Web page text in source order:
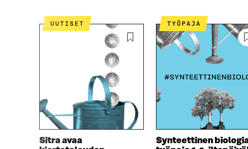
UUTISET
Sitra avaa
TYÖPAJA
Synteettinen